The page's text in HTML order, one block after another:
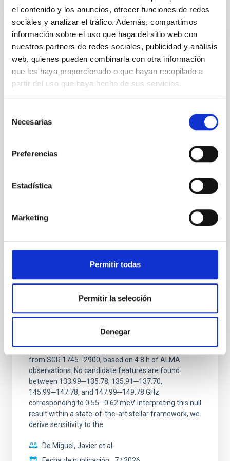
el contenido y los anuncios, ofrecer funciones de redes
sociales y analizar el tráfico. Además, compartimos
información sobre el uso que haga del sitio web con
nuestros partners de redes sociales, publicidad y análisis
web, quienes pueden combinarla con otra información
que les haya proporcionado o que hayan recopilado a
partir del uso que haya hecho de sus servicios.
Necesarias
Preferencias
Estadística
Marketing
Permitir todas
Permitir la selección
Denegar
CON ÁRBITRO
GLANCE: a comprehensive framework for
galactic archaeology
A central topic in extragalactic astronomy is
multiple structural components with distinct physical
and dynamical properties, making it challenging to
investigating the true structure of the inner
Fecha de publicación:
NÚMERO DE CITAS 2
CON ÁRBITRO
Constraining meV axion dark matter with
ALMA observations of the galactic center
magnetar SGR 1745─2900
We report a mm-wave search for axion dark matter
from SGR 1745─2900, based on 4.8 h of ALMA
observations. No candidate features are found
between 133.99─135.78, 135.91─137.70,
145.99─147.78, and 147.99─149.78 GHz,
corresponding to 0.55─0.62 meV. Interpreting this null
result within a state-of-the-art stellar framework, we
derive sensitivity to the
De Miguel, Javier et al.